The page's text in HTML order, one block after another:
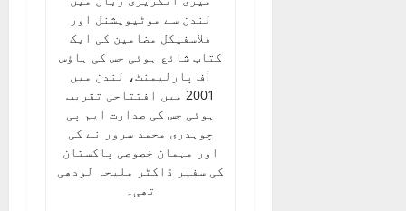
لندن سے موٹیویشنل اور
فلاسفیکل مضامین کی ایک
کتاب شائع ہوئی جس کی ہاؤس
آف پارلیمنٹ، لندن میں
2001 میں افتتاحی تقریب
ہوئی جس کی صدارت ایم پی
چوہدری محمد سرور نے کی
اور مہمان خصوصی پاکستان
کی سفیر ڈاکٹر ملیحہ لودھی
تھی۔